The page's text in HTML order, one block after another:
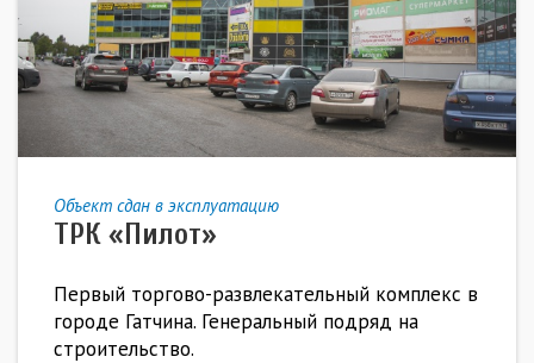
Объект сдан в эксплуатацию
ТРК «Пилот»
Первый торгово-развлекательный комплекс в
городе Гатчина. Генеральный подряд на
строительство.